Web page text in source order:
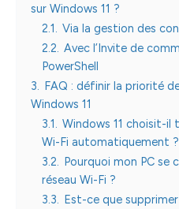
sur Windows 11 ?
2.1. Via la gestion des
2.2. Avec l’Invite de
PowerShell
3. FAQ : définir la priorité
Windows 11
3.1. Windows 11 choisit-il
Wi-Fi automatiquement ?
3.2. Pourquoi mon PC se
réseau Wi-Fi ?
3.3. Est-ce que